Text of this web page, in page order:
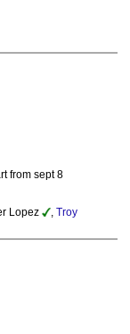
from sept 8
Lopez
Troy